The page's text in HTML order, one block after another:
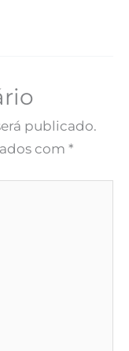
publicado.
com *